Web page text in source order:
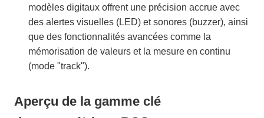
modèles digitaux offrent une précision accrue avec
des alertes visuelles (LED) et sonores (buzzer), ainsi
que des fonctionnalités avancées comme la
mémorisation de valeurs et la mesure en continu
(mode "track").
Aperçu de la gamme clé